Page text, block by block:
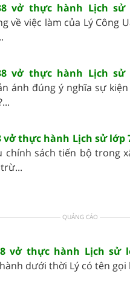
vở thực hành Lịch sử
về việc làm của Lý Công
vở thực hành Lịch sử
ánh đúng ý nghĩa sự
vở thực hành Lịch sử lớp
chính sách tiến bộ trong
QUẢNG CÁO
vở thực hành Lịch sử
dưới thời Lý có tên gọi